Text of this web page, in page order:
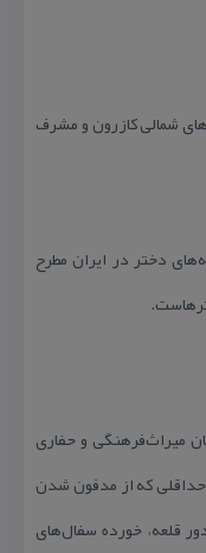
شمالی كازرون و مشرف
دختر در ایران مطرح
میراث‌فرهنگی و حفاری
حداقلی كه از مدفون شدن
قلعه، خورده سفال‌های